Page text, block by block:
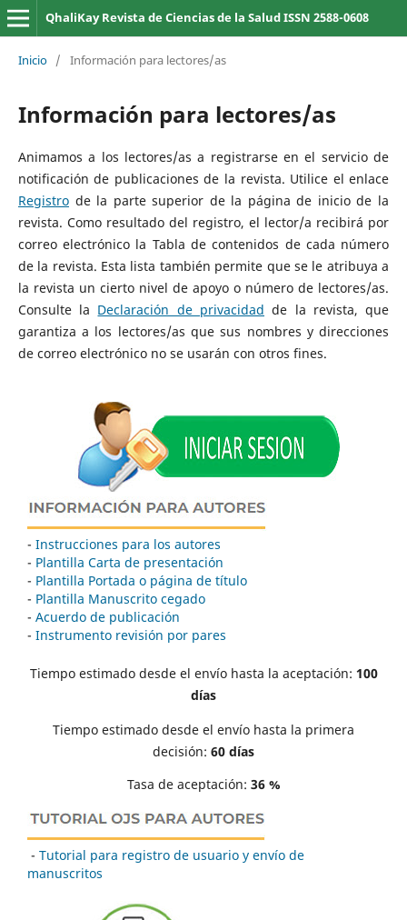
QhaliKay Revista de Ciencias de la Salud ISSN 2588-0608
Inicio / Información para lectores/as
Información para lectores/as
Animamos a los lectores/as a registrarse en el servicio de
notificación de publicaciones de la revista. Utilice el enlace
Registrode la parte superior de la página de inicio de la
revista. Como resultado del registro, el lector/a recibirá por
correo electrónico la Tabla de contenidos de cada número
de la revista. Esta lista también permite que se le atribuya a
la revista un cierto nivel de apoyo o número de lectores/as.
Consulte la Declaración de privacidad de la revista, que
garantiza a los lectores/as que sus nombres y direcciones
de correo electrónico no se usarán con otros fines.
- Instrucciones para los autores
- Plantilla Carta de presentación
- Plantilla Portada o página de título
- Plantilla Manuscrito cegado
- Acuerdo de publicación
- Instrumento revisión por pares
Tiempo estimado desde el envío hasta la aceptación: 100
días
Tiempo estimado desde el envío hasta la primera
decisión: 60 días
Tasa de aceptación: 36 %
- Tutorial para registro de usuario y envío de
manuscritos